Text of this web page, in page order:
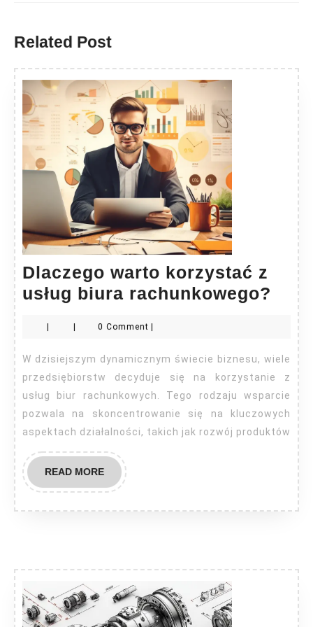
Related Post
Dlaczego warto korzystać z
usług biura rachunkowego?
z
| | 0 Comment |
W dzisiejszym dynamicznym świecie biznesu, wiele
przedsiębiorstw decyduje się na korzystanie z
usług biur rachunkowych. Tego rodzaju wsparcie
pozwala na skoncentrowanie się na kluczowych
aspektach działalności, takich jak rozwój produktów
READ MOREREAD
MORE